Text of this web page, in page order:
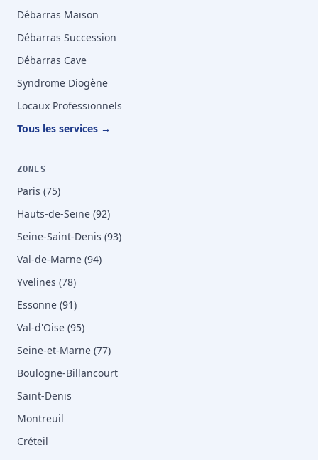
Débarras Maison
Débarras Succession
Débarras Cave
Syndrome Diogène
Locaux Professionnels
Tous les services →
ZONES
Paris (75)
Hauts-de-Seine (92)
Seine-Saint-Denis (93)
Val-de-Marne (94)
Yvelines (78)
Essonne (91)
Val-d'Oise (95)
Seine-et-Marne (77)
Boulogne-Billancourt
Saint-Denis
Montreuil
Créteil